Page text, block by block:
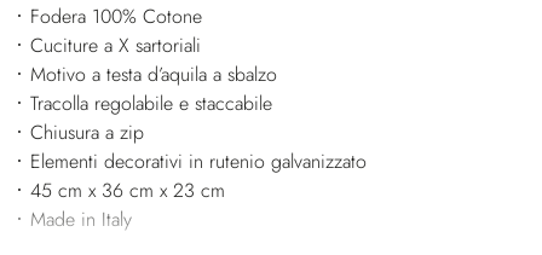
Fodera 100% Cotone
Cuciture a X sartoriali
Motivo a testa d’aquila a sbalzo
Tracolla regolabile e staccabile
Chiusura a zip
Elementi decorativi in rutenio galvanizzato
45 cm x 36 cm x 23 cm
Made in Italy